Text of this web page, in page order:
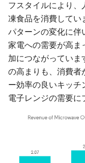
フスタイルにより
凍食品を消費してい
パターンの変化に伴
家電への需要が高ま
加につながっていま
の高まりも、消費者
ー効率の良いキッチ
電子レンジの需要に